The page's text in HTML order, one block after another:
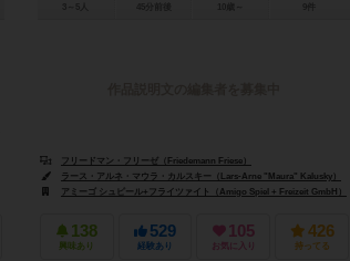
フリードマン・フリーゼ（Friedemann Friese）
ラース・アルネ・マウラ・カルスキー（Lars-Arne "Maura" Kalusky）
アミーゴ シュピール+フライツァイト（Amigo Spiel + Freizeit GmbH）
138
興味あり
529
経験あり
105
お気に入り
426
持ってる